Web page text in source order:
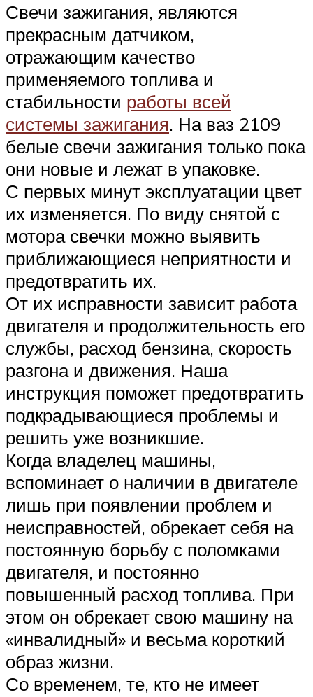
Свечи зажигания, являются
прекрасным датчиком,
отражающим качество
применяемого топлива и
стабильности работы всей
системы зажигания. На ваз 2109
белые свечи зажигания только пока
они новые и лежат в упаковке.
С первых минут эксплуатации цвет
их изменяется. По виду снятой с
мотора свечки можно выявить
приближающиеся неприятности и
предотвратить их.
От их исправности зависит работа
двигателя и продолжительность его
службы, расход бензина, скорость
разгона и движения. Наша
инструкция поможет предотвратить
подкрадывающиеся проблемы и
решить уже возникшие.
Когда владелец машины,
вспоминает о наличии в двигателе
лишь при появлении проблем и
неисправностей, обрекает себя на
постоянную борьбу с поломками
двигателя, и постоянно
повышенный расход топлива. При
этом он обрекает свою машину на
«инвалидный» и весьма короткий
образ жизни.
Со временем, те, кто не имеет